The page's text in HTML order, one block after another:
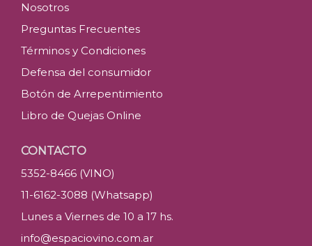
Nosotros
Preguntas Frecuentes
Términos y Condiciones
Defensa del consumidor
Botón de Arrepentimiento
Libro de Quejas Online
CONTACTO
5352-8466 (VINO)
11-6162-3088 (Whatsapp)
Lunes a Viernes de 10 a 17 hs.
info@espaciovino.com.ar